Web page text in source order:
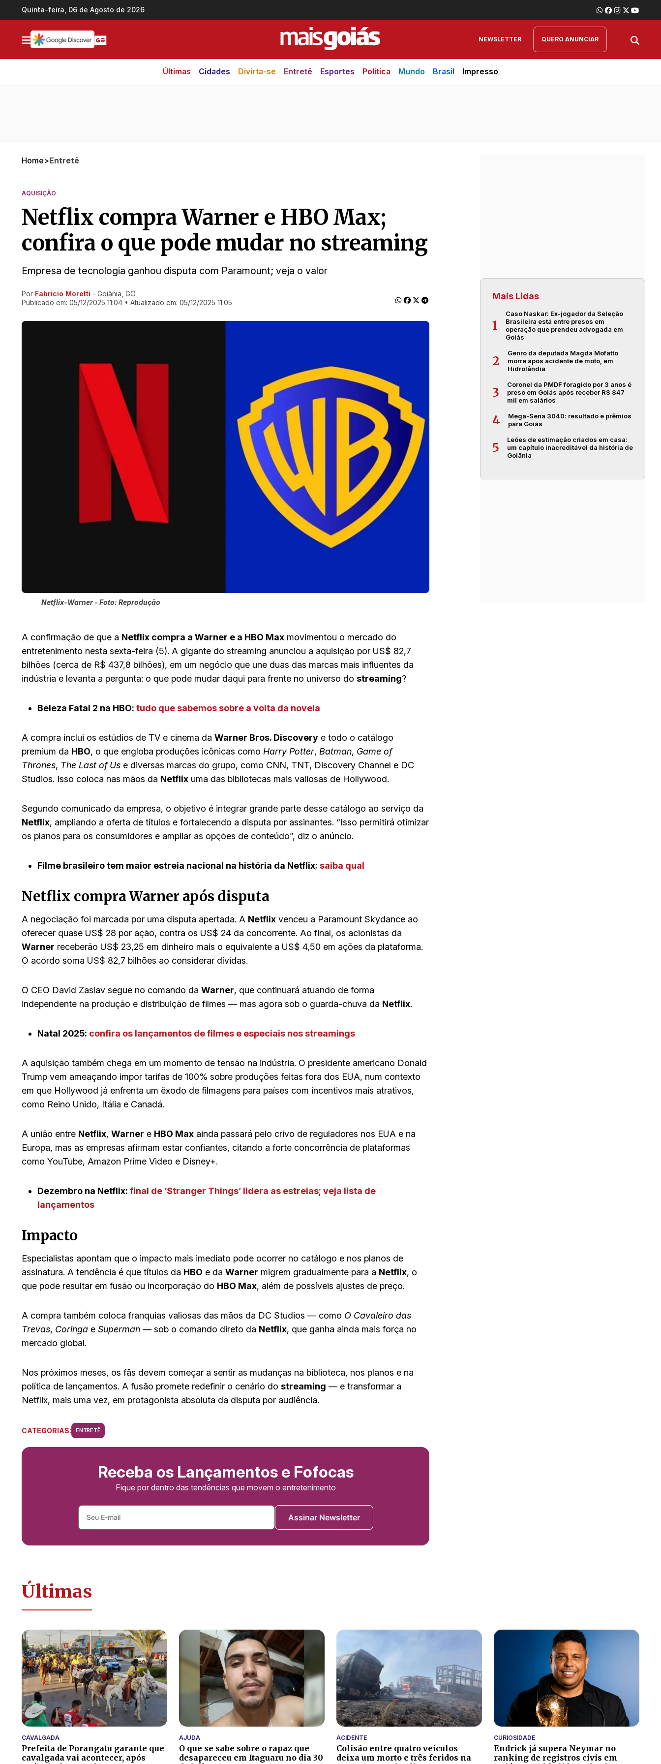
Ir direto pro conteúdo
Quinta-feira, 06 de Agosto de 2026
NEWSLETTER QUERO ANUNCIAR
Últimas Cidades Divirta-se Entretê Esportes Política Mundo Brasil Impresso
Home>Entretê
AQUISIÇÃO
Netflix compra Warner e HBO Max;
confira o que pode mudar no streaming
Empresa de tecnologia ganhou disputa com Paramount; veja o valor
Ir direto pra matéria
Por Fabricio Moretti - Goiânia, GO
Publicado em: 05/12/2025 11:04 • Atualizado em: 05/12/2025 11:05
Netflix-Warner - Foto: Reprodução
A confirmação de que a Netflix compra a Warner e a HBO Max movimentou o mercado do
entretenimento nesta sexta-feira (5). A gigante do streaming anunciou a aquisição por US$ 82,7
bilhões (cerca de R$ 437,8 bilhões), em um negócio que une duas das marcas mais influentes da
indústria e levanta a pergunta: o que pode mudar daqui para frente no universo do streaming?
Beleza Fatal 2 na HBO: tudo que sabemos sobre a volta da novela
A compra inclui os estúdios de TV e cinema da Warner Bros. Discovery e todo o catálogo
premium da HBO, o que engloba produções icônicas como Harry Potter, Batman, Game of
Thrones, The Last of Us e diversas marcas do grupo, como CNN, TNT, Discovery Channel e DC
Studios. Isso coloca nas mãos da Netflix uma das bibliotecas mais valiosas de Hollywood.
Segundo comunicado da empresa, o objetivo é integrar grande parte desse catálogo ao serviço da
Netflix, ampliando a oferta de títulos e fortalecendo a disputa por assinantes. “Isso permitirá otimizar
os planos para os consumidores e ampliar as opções de conteúdo”, diz o anúncio.
Filme brasileiro tem maior estreia nacional na história da Netflix; saiba qual
Netflix compra Warner após disputa
A negociação foi marcada por uma disputa apertada. A Netflix venceu a Paramount Skydance ao
oferecer quase US$ 28 por ação, contra os US$ 24 da concorrente. Ao final, os acionistas da
Warner receberão US$ 23,25 em dinheiro mais o equivalente a US$ 4,50 em ações da plataforma.
O acordo soma US$ 82,7 bilhões ao considerar dívidas.
O CEO David Zaslav segue no comando da Warner, que continuará atuando de forma
independente na produção e distribuição de filmes — mas agora sob o guarda-chuva da Netflix.
Natal 2025: confira os lançamentos de filmes e especiais nos streamings
A aquisição também chega em um momento de tensão na indústria. O presidente americano Donald
Trump vem ameaçando impor tarifas de 100% sobre produções feitas fora dos EUA, num contexto
em que Hollywood já enfrenta um êxodo de filmagens para países com incentivos mais atrativos,
como Reino Unido, Itália e Canadá.
A união entre Netflix, Warner e HBO Max ainda passará pelo crivo de reguladores nos EUA e na
Europa, mas as empresas afirmam estar confiantes, citando a forte concorrência de plataformas
como YouTube, Amazon Prime Video e Disney+.
Dezembro na Netflix: final de ‘Stranger Things’ lidera as estreias; veja lista de
lançamentos
Impacto
Especialistas apontam que o impacto mais imediato pode ocorrer no catálogo e nos planos de
assinatura. A tendência é que títulos da HBO e da Warner migrem gradualmente para a Netflix, o
que pode resultar em fusão ou incorporação do HBO Max, além de possíveis ajustes de preço.
A compra também coloca franquias valiosas das mãos da DC Studios — como O Cavaleiro das
Trevas, Coringa e Superman — sob o comando direto da Netflix, que ganha ainda mais força no
mercado global.
Nos próximos meses, os fãs devem começar a sentir as mudanças na biblioteca, nos planos e na
política de lançamentos. A fusão promete redefinir o cenário do streaming — e transformar a
Netflix, mais uma vez, em protagonista absoluta da disputa por audiência.
CATEGORIAS: ENTRETÊ
Receba os Lançamentos e Fofocas
Fique por dentro das tendências que movem o entretenimento
Assinar Newsletter
Mais Lidas
1
Caso Naskar: Ex-jogador da Seleção
Brasileira está entre presos em
operação que prendeu advogada em
Goiás
2
Genro da deputada Magda Mofatto
morre após acidente de moto, em
Hidrolândia
3
Coronel da PMDF foragido por 3 anos é
preso em Goiás após receber R$ 847
mil em salários
4
Mega-Sena 3040: resultado e prêmios
para Goiás
5
Leões de estimação criados em casa:
um capítulo inacreditável da história de
Goiânia
Últimas
CAVALGADA
Prefeita de Porangatu garante que
cavalgada vai acontecer, após
AJUDA
O que se sabe sobre o rapaz que
desapareceu em Itaguaru no dia 30
ACIDENTE
Colisão entre quatro veículos
deixa um morto e três feridos na
CURIOSIDADE
Endrick já supera Neymar no
ranking de registros civis em